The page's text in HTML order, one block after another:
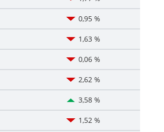
0,95 %
1,63 %
0,06 %
2,62 %
3,58 %
1,52 %